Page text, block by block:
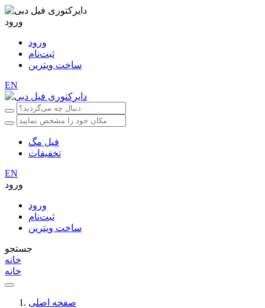
ورود
ورود
ثبت‌نام
ساخت ویترین
EN
فیل مگ
تخفیفات
EN
ورود
ورود
ثبت‌نام
ساخت ویترین
جستجو
خانه
خانه
صفحه اصلی